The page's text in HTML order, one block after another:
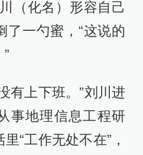
（化名）形容自己
了一勺蜜，“这说的
有上下班。”刘川进
事地理信息工程研
“工作无处不在”，